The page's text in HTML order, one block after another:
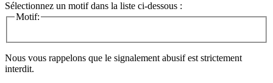
Sélectionnez un motif dans la liste ci-dessous :
Motif:
Nous vous rappelons que le signalement abusif est strictement
interdit.